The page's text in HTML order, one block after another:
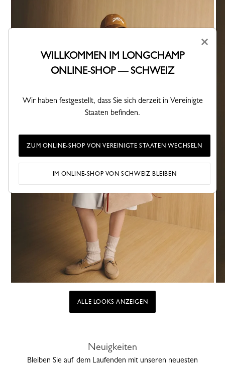
ALLE LOOKS ANZEIGEN
Neuigkeiten
Bleiben Sie auf dem Laufenden mit unseren neuesten
×
WILLKOMMEN IM LONGCHAMP
ONLINE-SHOP — SCHWEIZ
Wir haben festgestellt, dass Sie sich derzeit in Vereinigte
Staaten befinden.
ZUM ONLINE-SHOP VON VEREINIGTE STAATEN WECHSELN
IM ONLINE-SHOP VON SCHWEIZ BLEIBEN